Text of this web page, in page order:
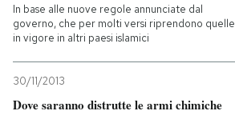
In base alle nuove regole annunciate dal
governo, che per molti versi riprendono quelle
in vigore in altri paesi islamici
30/11/2013
Dove saranno distrutte le armi chimiche